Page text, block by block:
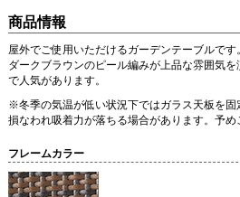
商品情報
屋外でご使用いただけるガーデンテーブルです。
ダークブラウンのピール編みが上品な雰囲気
で人気があります。
※冬季の気温が低い状況下ではガラス天板を
損なわれ吸着力が落ちる場合があります。予め
フレームカラー